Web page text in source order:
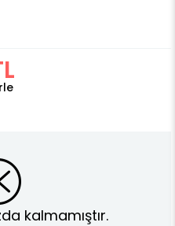
kalmamıştır.